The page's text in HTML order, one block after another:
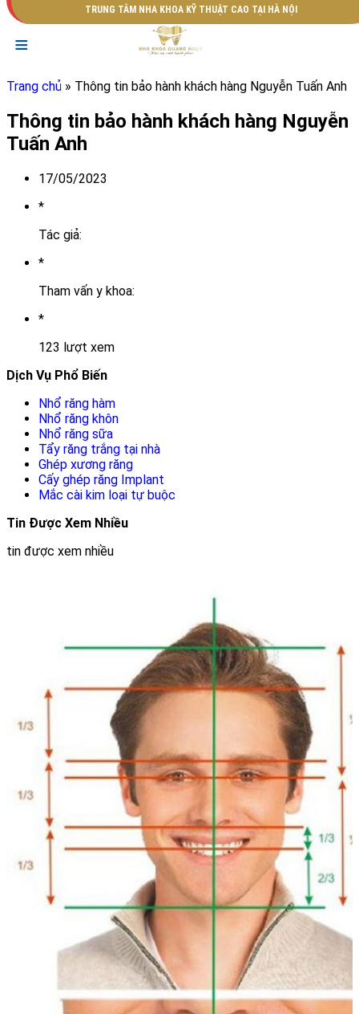
TRUNG TÂM NHA KHOA KỸ THUẬT CAO TẠI HÀ NỘI
≡
Trang chủ » Thông tin bảo hành khách hàng Nguyễn Tuấn Anh
Thông tin bảo hành khách hàng Nguyễn
Tuấn Anh
17/05/2023
*
Tác giả:
*
Tham vấn y khoa:
*
123 lượt xem
Dịch Vụ Phổ Biến
Nhổ răng hàm
Nhổ răng khôn
Nhổ răng sữa
Tẩy răng trắng tại nhà
Ghép xương răng
Cấy ghép răng Implant
Mắc cài kim loại tự buộc
Tin Được Xem Nhiều
tin được xem nhiều